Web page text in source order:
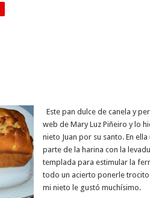
Este pan dulce de canela y
web de Mary Luz Piñeiro y lo
nieto Juan por su santo. En
parte de la harina con la
templada para estimular la
todo un acierto ponerle
mi nieto le gustó muchísimo.